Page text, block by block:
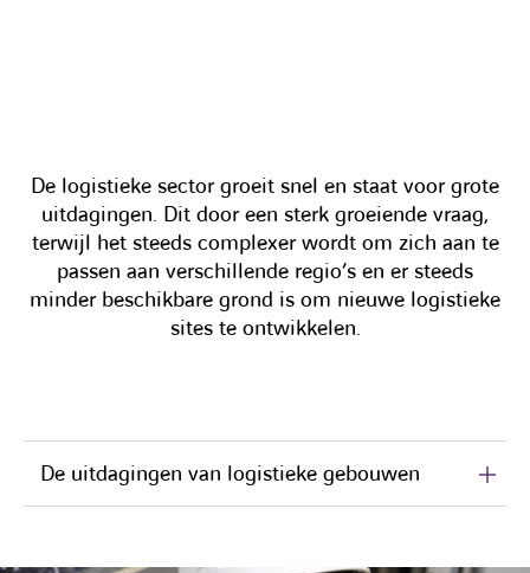
De logistieke sector groeit snel en staat voor grote
uitdagingen. Dit door een sterk groeiende vraag,
terwijl het steeds complexer wordt om zich aan te
passen aan verschillende regio’s en er steeds
minder beschikbare grond is om nieuwe logistieke
sites te ontwikkelen.
De uitdagingen van logistieke gebouwen